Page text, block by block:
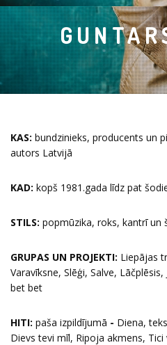
KAS: bundzinieks, producents un
autors Latvijā
KAD: kopš 1981.gada līdz pat
STILS: popmūzika, roks, kantrī un
GRUPAS UN PROJEKTI: Liepājas
Varavīksne, Slēģi, Salve,
bet bet
HITI: paša izpildījumā - Diena,
Dievs tevi mīl, Ripoja akmens,